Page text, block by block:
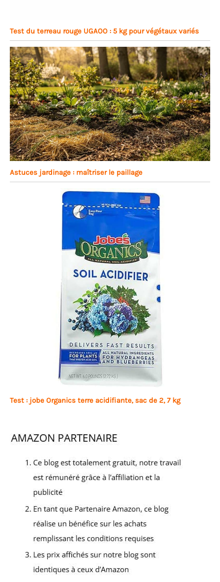
Test du terreau rouge UGAOO : 5 kg pour végétaux variés
Astuces jardinage : maîtriser le paillage
Test : jobe Organics terre acidifiante, sac de 2, 7 kg